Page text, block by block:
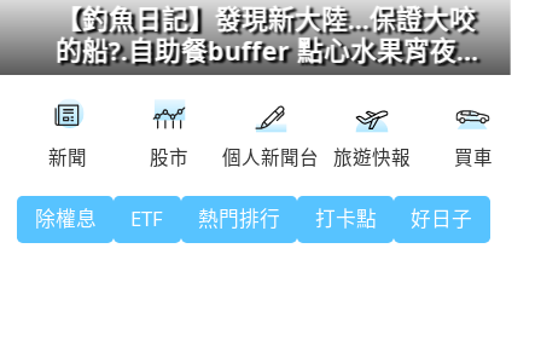
【釣魚日記】發現新大陸...保證大咬
的船?.自助餐buffer 點心水果宵夜吃
到飽
除權息 ETF 熱門排行 打卡點 好日子